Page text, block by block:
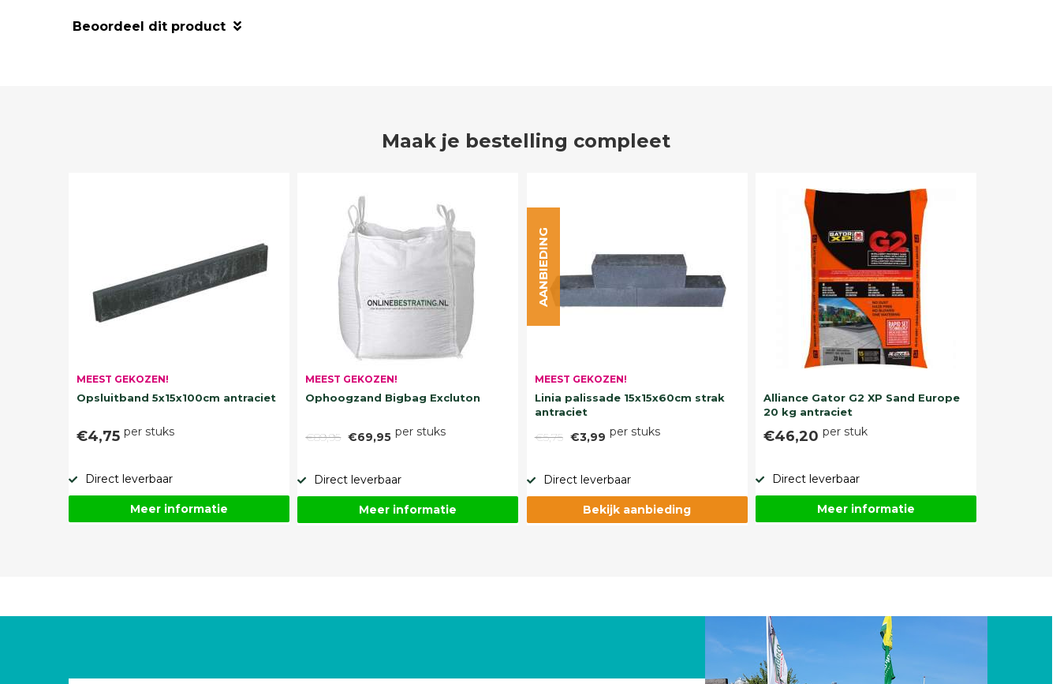
Beoordeel dit product
Maak je bestelling compleet
MEEST GEKOZEN!
Opsluitband 5x15x100cm antraciet
€4,75 per stuks
Direct leverbaar
Meer informatie
MEEST GEKOZEN!
Ophoogzand Bigbag Excluton
€89,95 €69,95 per stuks
Direct leverbaar
Meer informatie
MEEST GEKOZEN!
Linia palissade 15x15x60cm strak
antraciet
€5,75 €3,99 per stuks
AANBIEDING
Direct leverbaar
Bekijk aanbieding
Alliance Gator G2 XP Sand Europe
20 kg antraciet
€46,20 per stuk
Direct leverbaar
Meer informatie